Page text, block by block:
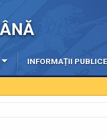
INFORMAȚII PUBLICE